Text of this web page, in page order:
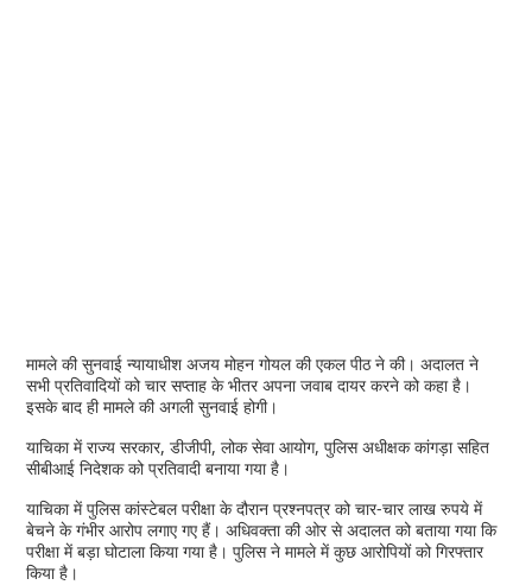
मामले की सुनवाई न्यायाधीश अजय मोहन गोयल की एकल पीठ ने की। अदालत ने
सभी प्रतिवादियों को चार सप्ताह के भीतर अपना जवाब दायर करने को कहा है।
इसके बाद ही मामले की अगली सुनवाई होगी।
याचिका में राज्य सरकार, डीजीपी, लोक सेवा आयोग, पुलिस अधीक्षक कांगड़ा सहित
सीबीआई निदेशक को प्रतिवादी बनाया गया है।
याचिका में पुलिस कांस्टेबल परीक्षा के दौरान प्रश्नपत्र को चार-चार लाख रुपये में
बेचने के गंभीर आरोप लगाए गए हैं। अधिवक्ता की ओर से अदालत को बताया गया कि
परीक्षा में बड़ा घोटाला किया गया है। पुलिस ने मामले में कुछ आरोपियों को गिरफ्तार
किया है।